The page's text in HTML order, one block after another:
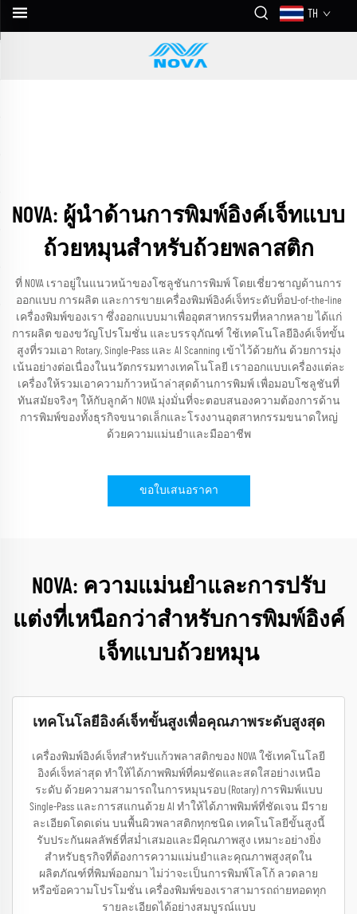
TH
NOVA: ผู้นำด้านการพิมพ์อิงค์เจ็ทแบบ
ถ้วยหมุนสำหรับถ้วยพลาสติก
ที่ NOVA เราอยู่ในแนวหน้าของโซลูชันการพิมพ์ โดยเชี่ยวชาญด้านการ
ออกแบบ การผลิต และการขายเครื่องพิมพ์อิงค์เจ็ทระดับท็อป-of-the-line
เครื่องพิมพ์ของเรา ซึ่งออกแบบมาเพื่ออุตสาหกรรมที่หลากหลาย ได้แก่
การผลิต ของขวัญโปรโมชั่น และบรรจุภัณฑ์ ใช้เทคโนโลยีอิงค์เจ็ทขั้น
สูงที่รวมเอา Rotary, Single-Pass และ AI Scanning เข้าไว้ด้วยกัน ด้วยการมุ่ง
เน้นอย่างต่อเนื่องในนวัตกรรมทางเทคโนโลยี เราออกแบบเครื่องแต่ละ
เครื่องให้รวมเอาความก้าวหน้าล่าสุดด้านการพิมพ์ เพื่อมอบโซลูชันที่
ทันสมัยจริงๆ ให้กับลูกค้า NOVA มุ่งมั่นที่จะตอบสนองความต้องการด้าน
การพิมพ์ของทั้งธุรกิจขนาดเล็กและโรงงานอุตสาหกรรมขนาดใหญ่
ด้วยความแม่นยำและมืออาชีพ
ขอใบเสนอราคา
NOVA: ความแม่นยำและการปรับ
แต่งที่เหนือกว่าสำหรับการพิมพ์อิงค์
เจ็ทแบบถ้วยหมุน
เทคโนโลยีอิงค์เจ็ทขั้นสูงเพื่อคุณภาพระดับสูงสุด
เครื่องพิมพ์อิงค์เจ็ทสำหรับแก้วพลาสติกของ NOVA ใช้เทคโนโลยี
อิงค์เจ็ทล่าสุด ทำให้ได้ภาพพิมพ์ที่คมชัดและสดใสอย่างเหนือ
ระดับ ด้วยความสามารถในการหมุนรอบ (Rotary) การพิมพ์แบบ
Single-Pass และการสแกนด้วย AI ทำให้ได้ภาพพิมพ์ที่ชัดเจน มีราย
ละเอียดโดดเด่น บนพื้นผิวพลาสติกทุกชนิด เทคโนโลยีขั้นสูงนี้
รับประกันผลลัพธ์ที่สม่ำเสมอและมีคุณภาพสูง เหมาะอย่างยิ่ง
สำหรับธุรกิจที่ต้องการความแม่นยำและคุณภาพสูงสุดใน
ผลิตภัณฑ์ที่พิมพ์ออกมา ไม่ว่าจะเป็นการพิมพ์โลโก้ ลวดลาย
หรือข้อความโปรโมชั่น เครื่องพิมพ์ของเราสามารถถ่ายทอดทุก
รายละเอียดได้อย่างสมบูรณ์แบบ